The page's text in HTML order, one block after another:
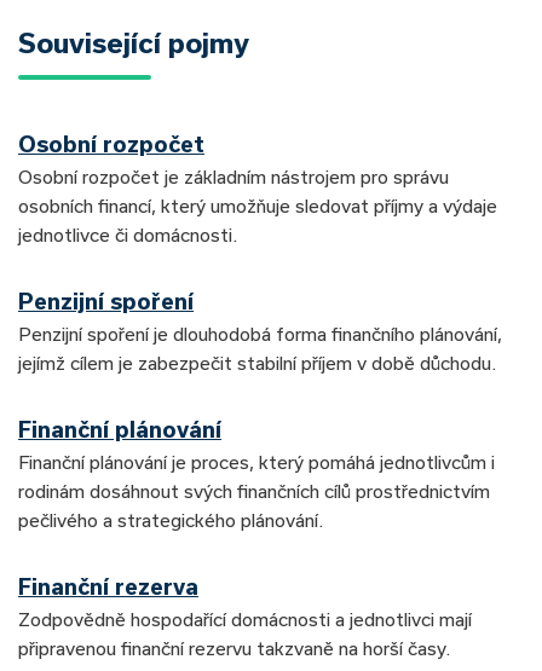
Související pojmy
Osobní rozpočet
Osobní rozpočet je základním nástrojem pro správu
osobních financí, který umožňuje sledovat příjmy a výdaje
jednotlivce či domácnosti.
Penzijní spoření
Penzijní spoření je dlouhodobá forma finančního plánování,
jejímž cílem je zabezpečit stabilní příjem v době důchodu.
Finanční plánování
Finanční plánování je proces, který pomáhá jednotlivcům i
rodinám dosáhnout svých finančních cílů prostřednictvím
pečlivého a strategického plánování.
Finanční rezerva
Zodpovědně hospodařící domácnosti a jednotlivci mají
připravenou finanční rezervu takzvaně na horší časy.